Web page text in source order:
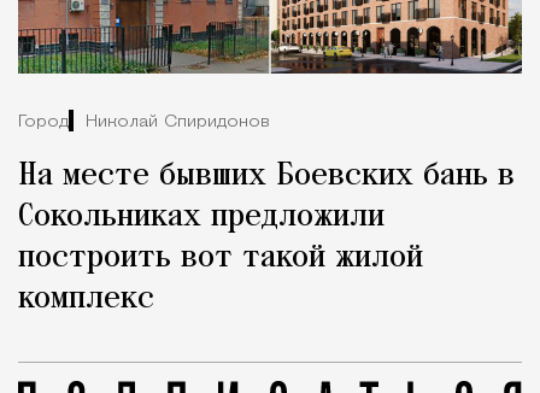
Город Николай Спиридонов
На месте бывших Боевских бань в
Сокольниках предложили
построить вот такой жилой
комплекс